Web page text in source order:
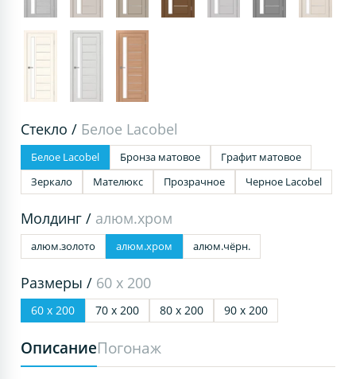
Стекло / Белое Lacobel
Белое Lacobel Бронза матовое
Графит матовое
Зеркало
Мателюкс Прозрачное Черное Lacobel
Молдинг / алюм.хром
алюм.золото алюм.хром алюм.чёрн.
Размеры / 60 х 200
60 х 200 70 х 200 80 х 200 90 х 200
ОписаниеПогонаж